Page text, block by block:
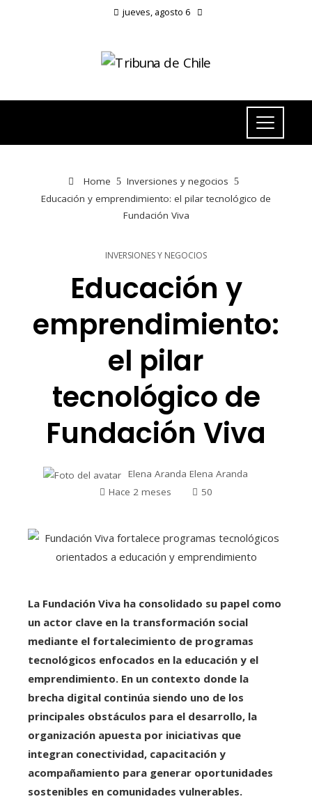
jueves, agosto 6
Home
Inversiones y negocios
Educación y emprendimiento: el pilar tecnológico de
Fundación Viva
INVERSIONES Y NEGOCIOS
Educación y
emprendimiento:
el pilar
tecnológico de
Fundación Viva
Elena Aranda Elena Aranda
Hace 2 meses
50
La Fundación Viva ha consolidado su papel como
un actor clave en la transformación social
mediante el fortalecimiento de programas
tecnológicos enfocados en la educación y el
emprendimiento. En un contexto donde la
brecha digital continúa siendo uno de los
principales obstáculos para el desarrollo, la
organización apuesta por iniciativas que
integran conectividad, capacitación y
acompañamiento para generar oportunidades
sostenibles en comunidades vulnerables.